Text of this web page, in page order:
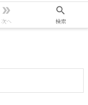

次へ

検索